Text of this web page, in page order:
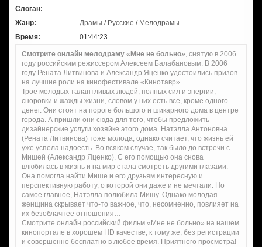
Слоган:
-
Жанр:
Драмы / Русские / Мелодрамы
Время:
01:44:23
Смотрите онлайн мелодраму «Мне не больно», снятую в 2006
году российским режиссером Алексеем Балабановым. В 2006
году Рената Литвинова и Александр Яценко удостоились призов
на лучшие роли на кинофестивале «Кинотавр».
Трое молодых талантливых людей, полных сил и энергии,
сноровки и жажды жизни, словом у них есть все, кроме одного –
денег. Они стоят на пороге большого и шикарного дома в центре
города. А пришли они сюда для того, чтобы предложить
дизайнерские услуги хозяйке этого дома. Натэлла Антоновна
(Рената Литвинова) тоже молода, однако считает, что жизнь ей
уже успела надоесть. Во всяком случае, так было до встречи с
Мишей (Александр Яценко). С его помощью она снова
влюбилась в жизнь и на мир стала смотреть другими глазами.
Она помогла найти Мише и его друзьям интересную и
перспективную работу, о которой они даже и не мечтали. Но
самое главное, Натэлла полюбила Мишу. Однако молодая
женщина скрывает что-то важное, что, несомненно, повлияет на
их безоблачнее отношения…
Смотрите онлайн российский фильм «Мне не больно» на нашем
кинопортале в хорошем HD качестве, к тому же, без регистрации
и совершенно бесплатно в любое время. Приятного просмотра!